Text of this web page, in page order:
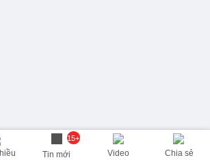
15+
Tin mới Video Chia sẻ